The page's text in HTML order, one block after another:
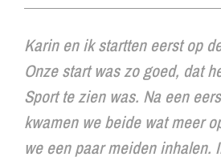
Karin en ik startten eerst op
Onze start was zo goed, dat
Sport te zien was. Na een
kwamen we beide wat meer
we een paar meiden inhalen.